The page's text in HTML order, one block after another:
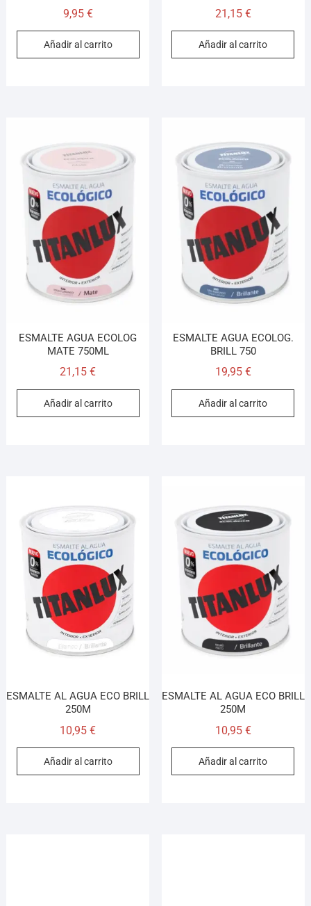
9,95 €
Añadir al carrito
21,15 €
Añadir al carrito
ESMALTE AGUA ECOLOG
MATE 750ML
21,15€
Añadir al carrito
ESMALTE AGUA ECOLOG.
BRILL 750
19,95 €
Añadir al carrito
ESMALTE AL AGUA ECO BRILL
250M
10,95€
Añadir al carrito
ESMALTE AL AGUA ECO BRILL
250M
10,95 €
Añadir al carrito